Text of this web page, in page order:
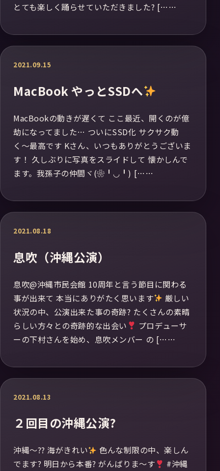
とても楽しく踊らせていただきました? [……
2021.09.15
MacBook やっとSSDへ
MacBookの動きが遅くて ここ最近、開くのが億
劫になってました… ついにSSD化 サクサク動
く〜最高です Kさん、いつもありがとうございま
す！ 久しぶりに写真をスライドして 懐かしんで
ます。我孫子の仲間ヾ(❀╹◡╹) [……
2021.08.18
息吹（沖縄公演）
息吹@沖縄市民会館 10周年と言う節目に関わる
事が出来て 本当にありがたく思います
厳しい
状況の中、公演出来た事の奇跡? たくさんの素晴
らしい方々との奇跡的な出会い
プロデューサ
ーの下村さんを始め、息吹メンバー の [……
2021.08.13
２回目の沖縄公演?
沖縄〜?? 海がきれい
色んな制限の中、楽しん
でます? 明日から本番? がんばりま〜す
#沖縄